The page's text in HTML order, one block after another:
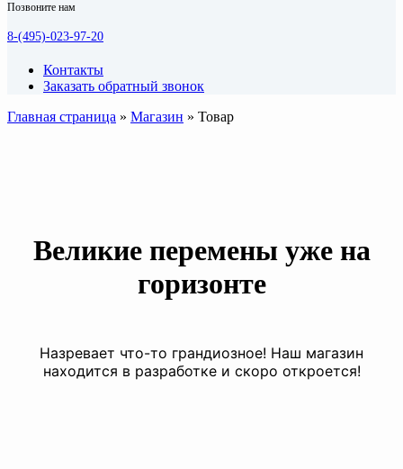
Позвоните нам
8-(495)-023-97-20
Контакты
Заказать обратный звонок
Главная страница » Магазин » Товар
Великие перемены уже на
горизонте
Назревает что-то грандиозное! Наш магазин
находится в разработке и скоро откроется!